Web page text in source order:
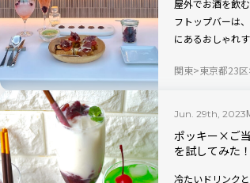
屋外でお酒を飲
フトップバーは
にあるおしゃれ
ューがあるの？
関東 東京都23区
Jun. 29th, 2023
ポッキー×ご
を試してみた！
冷たいドリンク